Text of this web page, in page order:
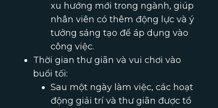
xu hướng mới trong ngành, giúp
nhân viên có thêm động lực và ý
tưởng sáng tạo để áp dụng vào
công việc.
Thời gian thư giãn và vui chơi vào
buổi tối:
Sau một ngày làm việc, các hoạt
động giải trí và thư giãn được tổ